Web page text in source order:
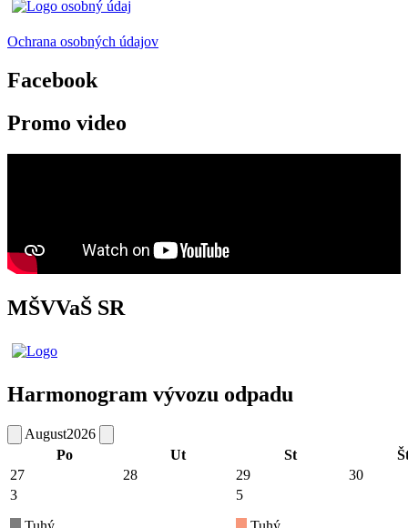
Ochrana osobných údajov
Facebook
Promo video
MŠVVaŠ SR
Harmonogram vývozu odpadu
August2026
Po
Ut St
27
28 29
30
3
5